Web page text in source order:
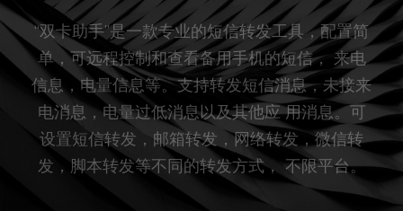
“双卡助手”是一款专业的短信转发工具，配置简
单，可远程控制和查看备用手机的短信， 来电
信息，电量信息等。支持转发短信消息，未接来
电消息，电量过低消息以及其他应 用消息。可
设置短信转发，邮箱转发，网络转发，微信转
发，脚本转发等不同的转发方式， 不限平台。